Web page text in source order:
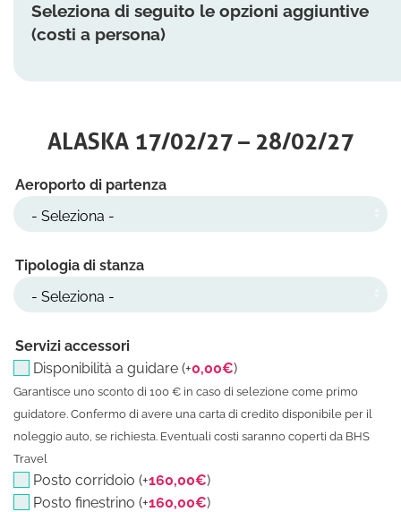
Seleziona di seguito le opzioni aggiuntive
(costi a persona)
ALASKA 17/02/27 – 28/02/27
Aeroporto di partenza
Tipologia di stanza
Servizi accessori
Disponibilità a guidare (+0,00€)
Garantisce uno sconto di 100 € in caso di selezione come primo
guidatore. Confermo di avere una carta di credito disponibile per il
noleggio auto, se richiesta. Eventuali costi saranno coperti da BHS
Travel
Posto corridoio (+160,00€)
Posto finestrino (+160,00€)